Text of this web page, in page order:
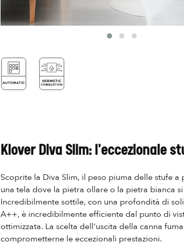
Klover Diva Slim: l'eccezionale
Scoprite la Diva Slim, il peso piuma delle stufe
una tela dove la pietra ollare o la pietra bianca
Incredibilmente sottile, con una profondità di
A++, è incredibilmente efficiente dal punto di
ottimizzata. La scelta dell'uscita della canna
comprometterne le eccezionali prestazioni.